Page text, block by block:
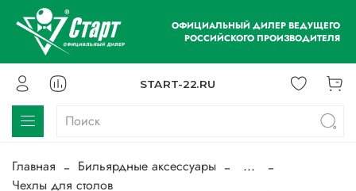
ОФИЦИАЛЬНЫЙ ДИЛЕР ВЕДУЩЕГО
РОССИЙСКОГО ПРОИЗВОДИТЕЛЯ
START-22.RU
Главная Бильярдные аксессуары
...
Чехлы для столов